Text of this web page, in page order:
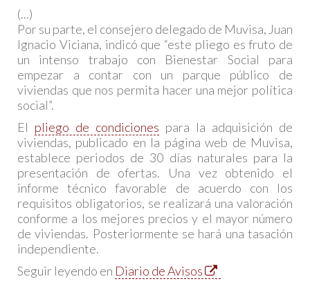
(...)
Por su parte, el consejero delegado de Muvisa, Juan
Ignacio Viciana, indicó que “este pliego es fruto de
un intenso trabajo con Bienestar Social para
empezar a contar con un parque público de
viviendas que nos permita hacer una mejor política
social”.
El pliego de condiciones para la adquisición de
viviendas, publicado en la página web de Muvisa,
establece periodos de 30 días naturales para la
presentación de ofertas. Una vez obtenido el
informe técnico favorable de acuerdo con los
requisitos obligatorios, se realizará una valoración
conforme a los mejores precios y el mayor número
de viviendas. Posteriormente se hará una tasación
independiente.
Seguir leyendo en Diario de Avisos